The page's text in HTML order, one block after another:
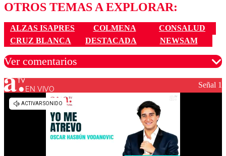
OTROS TEMAS A EXPLORAR:
ALZAS ISAPRES COLMENA
CONSALUD
CRUZ BLANCA
DESTACADA NEWSAM
Ver comentarios
Los comentarios son moderados para garantizar un
diálogo respetuoso.
EN VIVO Señal 1